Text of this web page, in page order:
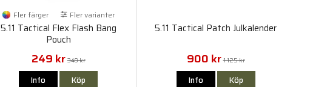
Fler färger Fler varianter
5.11 Tactical Flex Flash Bang
Pouch
249 kr 349 kr
Info Köp
5.11 Tactical Patch Julkalender
900 kr 1 125 kr
Info Köp